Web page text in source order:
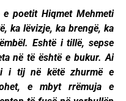
poetit Hiqmet Mehmeti
ka lëvizje, ka brengë, ka
Eshtë i tillë, sepse
në të është e bukur. Ai
i tij në këtë zhurmë e
e mbyt rrëmuja e